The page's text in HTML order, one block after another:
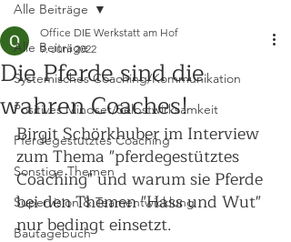
Alle Beiträge
Systemisches Coaching/Kommunikation
Positives Mindset/Selbstwirksamkeit
Pferdegestütztes Coaching
Sonstige Themen
Supervision & Teamentwicklung
Bautagebuch
Alle Beiträge
Die Pferde sind die
wahren Coaches!
Office DIE Werkstatt am Hof
9. Juni 2022
Birgit Schörkhuber im Interview
zum Thema "pferdegestütztes
Coaching" und warum sie Pferde
bei den Themen "Hass und Wut"
nur bedingt einsetzt.